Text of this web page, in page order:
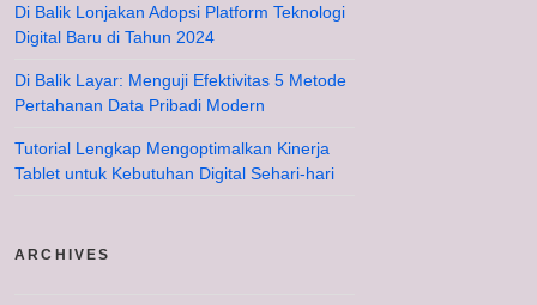
Di Balik Lonjakan Adopsi Platform Teknologi
Digital Baru di Tahun 2024
Di Balik Layar: Menguji Efektivitas 5 Metode
Pertahanan Data Pribadi Modern
Tutorial Lengkap Mengoptimalkan Kinerja
Tablet untuk Kebutuhan Digital Sehari-hari
ARCHIVES